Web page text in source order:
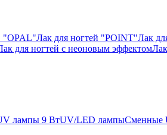
"OPAL"Лак для ногтей "POINT"Лак
для ногтей с неоновым эффектом
лампы 9 ВтUV/LED лампыСменные